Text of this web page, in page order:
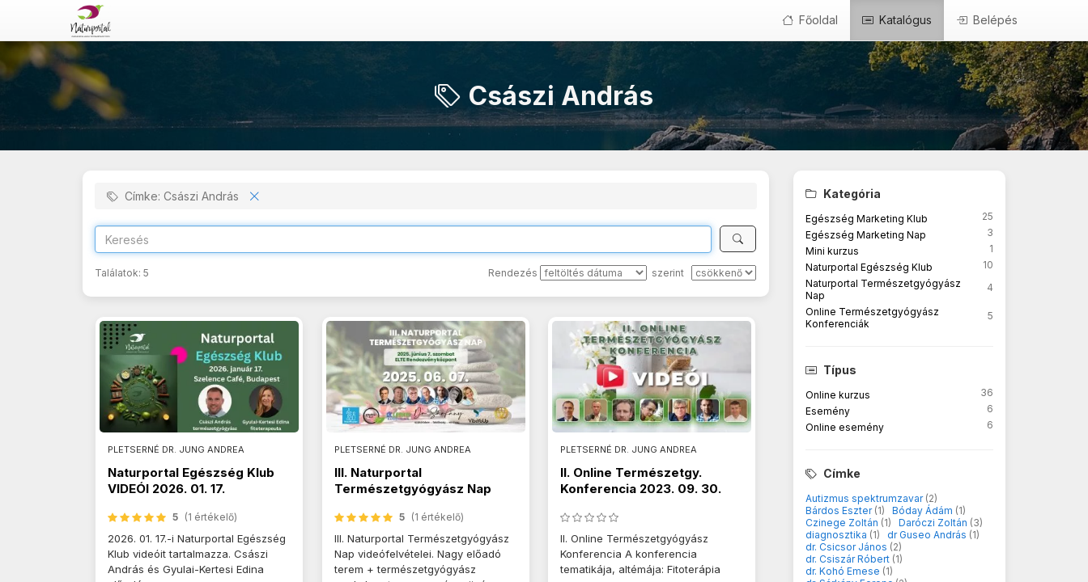
Főoldal Katalógus Belépés
Császi András
Kategória
Egészség Marketing Klub
25
Egészség Marketing Nap
3
Mini kurzus
1
Naturportal Egészség Klub
10
Naturportal Természetgyógyász
Nap
4
Online Természetgyógyász
Konferenciák
5
Típus
Online kurzus
36
Esemény
6
Online esemény
6
Címke
Autizmus spektrumzavar (2)
Bárdos Eszter (1) Bóday Ádám (1)
Czinege Zoltán (1) Daróczi Zoltán (3)
diagnosztika (1) dr Guseo András (1)
dr. Csicsor János (2)
dr. Csiszár Róbert (1)
dr. Kohó Emese (1)
Címke: Császi András
Találatok: 5 Rendezés szerint
PLETSERNÉ DR. JUNG ANDREA
Naturportal Egészség Klub
VIDEÓI 2026. 01. 17.
5 (1 értékelő)
2026. 01. 17.-i Naturportal Egészség
Klub videóit tartalmazza. Császi
András és Gyulai-Kertesi Edina
PLETSERNÉ DR. JUNG ANDREA
III. Naturportal
Természetgyógyász Nap
5 (1 értékelő)
III. Naturportal Természetgyógyász
Nap videófelvételei. Nagy előadó
terem + természetgyógyász
PLETSERNÉ DR. JUNG ANDREA
II. Online Természetgy.
Konferencia 2023. 09. 30.
II. Online Természetgyógyász
Konferencia A konferencia
tematikája, altémája: Fitoterápia